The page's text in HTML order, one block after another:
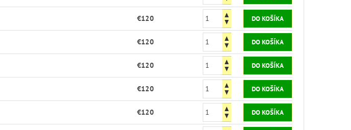
€120
€120
€120
€120
€120